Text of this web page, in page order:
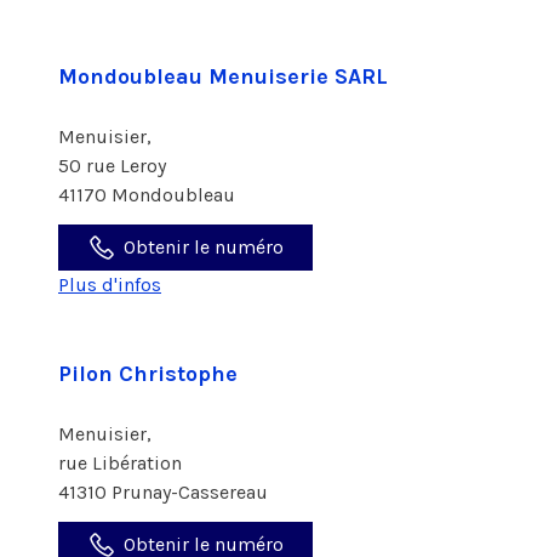
Mondoubleau Menuiserie SARL
Menuisier,
50 rue Leroy
41170 Mondoubleau
Obtenir le numéro
Plus d'infos
Pilon Christophe
Menuisier,
rue Libération
41310 Prunay-Cassereau
Obtenir le numéro